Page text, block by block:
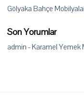
Gölyaka Bahçe
Son Yorumlar
admin -Karamel Yemek